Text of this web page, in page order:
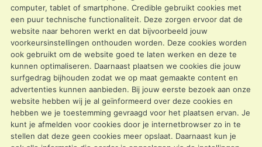
computer, tablet of smartphone. Credible gebruikt cookies met
een puur technische functionaliteit. Deze zorgen ervoor dat de
website naar behoren werkt en dat bijvoorbeeld jouw
voorkeursinstellingen onthouden worden. Deze cookies worden
ook gebruikt om de website goed te laten werken en deze te
kunnen optimaliseren. Daarnaast plaatsen we cookies die jouw
surfgedrag bijhouden zodat we op maat gemaakte content en
advertenties kunnen aanbieden. Bij jouw eerste bezoek aan onze
website hebben wij je al geïnformeerd over deze cookies en
hebben we je toestemming gevraagd voor het plaatsen ervan. Je
kunt je afmelden voor cookies door je internetbrowser zo in te
stellen dat deze geen cookies meer opslaat. Daarnaast kun je